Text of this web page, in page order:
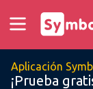
Aplicación
¡Prueba